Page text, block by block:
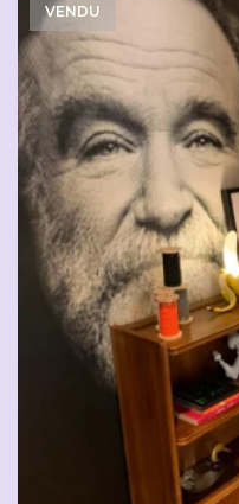
VENDU